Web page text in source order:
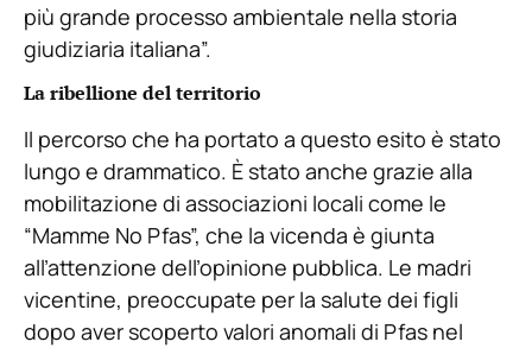
più grande processo ambientale nella storia
giudiziaria italiana”.
La ribellione del territorio
Il percorso che ha portato a questo esito è stato
lungo e drammatico. È stato anche grazie alla
mobilitazione di associazioni locali come le
“Mamme No Pfas”, che la vicenda è giunta
all’attenzione dell’opinione pubblica. Le madri
vicentine, preoccupate per la salute dei figli
dopo aver scoperto valori anomali di Pfas nel